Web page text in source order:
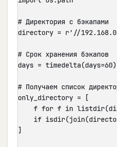
# Директория с бэкапами
directory = r'//
# Срок хранения бэкапов
days = timedelta(days=60)
# Получаем список
only_directory = [
f for f in
if
]